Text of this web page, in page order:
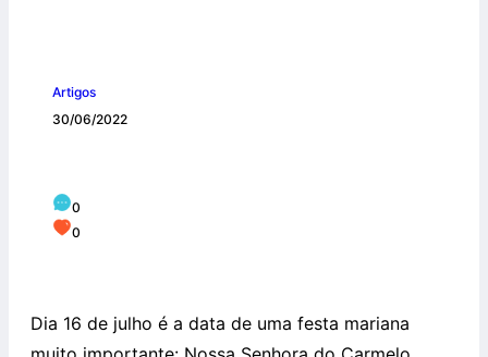
Artigos
30/06/2022
0
0
Dia 16 de julho é a data de uma festa mariana